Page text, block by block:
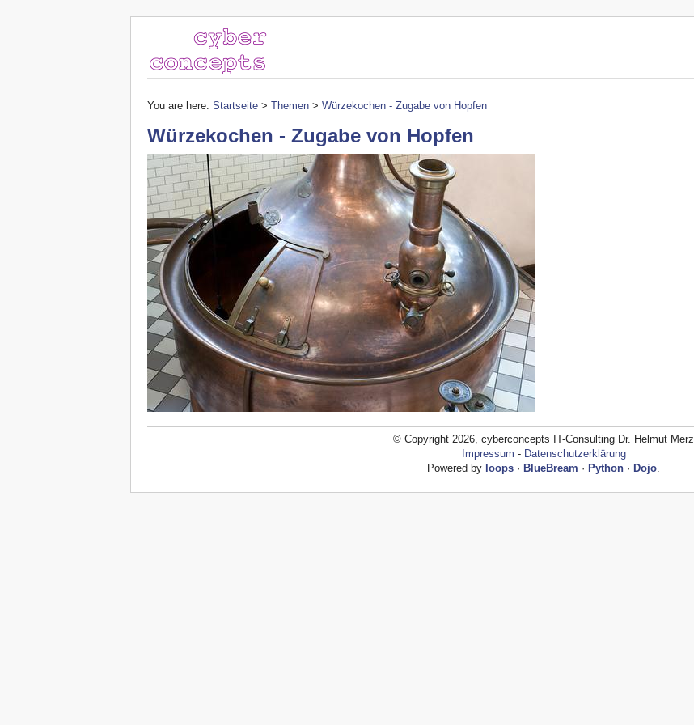
You are here: Startseite > Themen > Würzekochen - Zugabe von Hopfen
Würzekochen - Zugabe von Hopfen
© Copyright 2026, cyberconcepts IT-Consulting Dr. Helmut Merz
Impressum - Datenschutzerklärung
Powered by loops · BlueBream · Python · Dojo